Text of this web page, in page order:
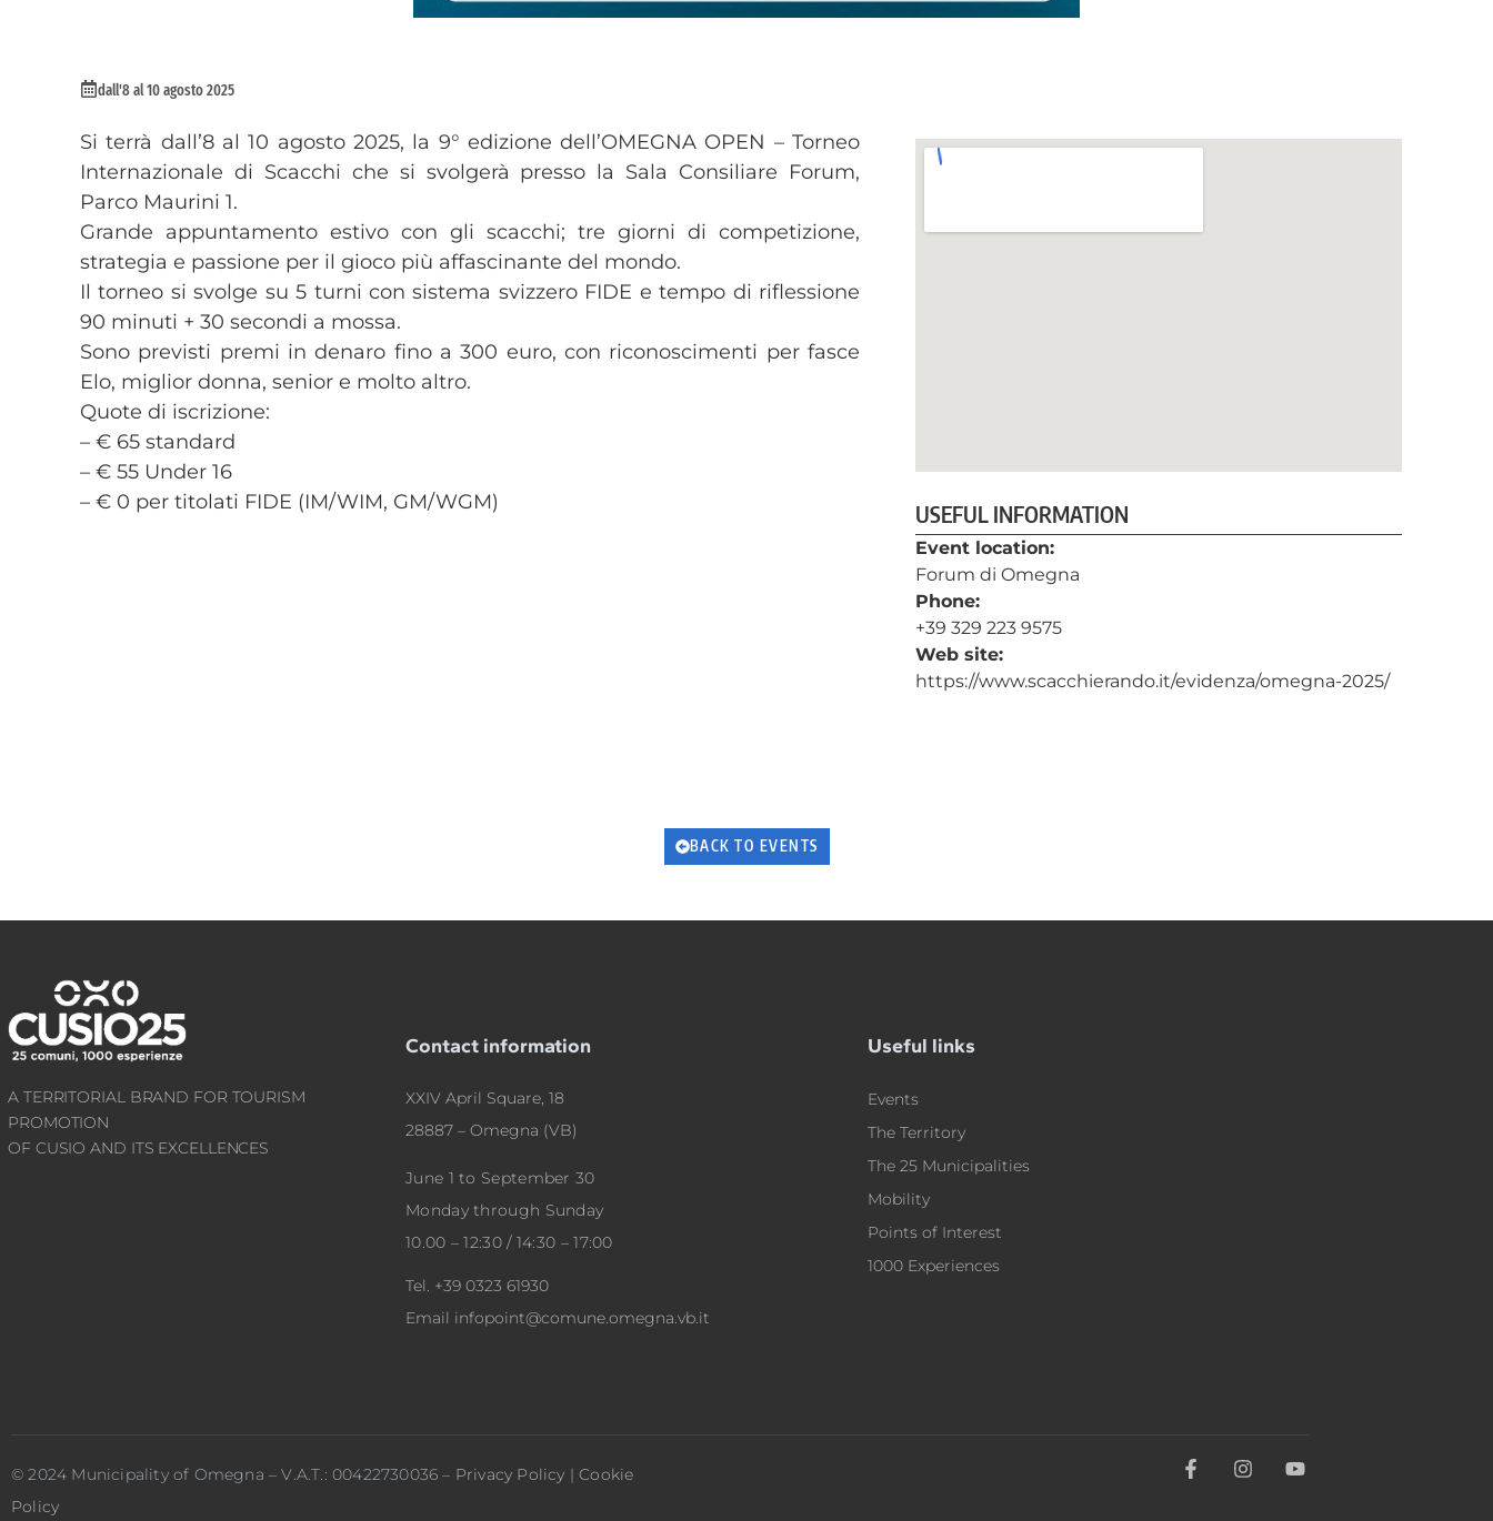
dall'8 al 10 agosto 2025
Si terrà dall’8 al 10 agosto 2025, la 9° edizione dell’OMEGNA OPEN – Torneo
Internazionale di Scacchi che si svolgerà presso la Sala Consiliare Forum,
Parco Maurini 1.
Grande appuntamento estivo con gli scacchi; tre giorni di competizione,
strategia e passione per il gioco più affascinante del mondo.
Il torneo si svolge su 5 turni con sistema svizzero FIDE e tempo di riflessione
90 minuti + 30 secondi a mossa.
Sono previsti premi in denaro fino a 300 euro, con riconoscimenti per fasce
Elo, miglior donna, senior e molto altro.
Quote di iscrizione:
– € 65 standard
– € 55 Under 16
– € 0 per titolati FIDE (IM/WIM, GM/WGM)
USEFUL INFORMATION
Event location:
Forum di Omegna
Phone:
+39 329 223 9575
Web site:
https://www.scacchierando.it/evidenza/omegna-2025/
BACK TO EVENTS
A TERRITORIAL BRAND FOR TOURISM
PROMOTION
OF CUSIO AND ITS EXCELLENCES
Contact information
XXIV April Square, 18
28887 – Omegna (VB)
June 1 to September 30
Monday through Sunday
10.00 – 12:30 / 14:30 – 17:00
Tel. +39 0323 61930
Email infopoint@comune.omegna.vb.it
Useful links
Events
The Territory
The 25 Municipalities
Mobility
Points of Interest
1000 Experiences
© 2024 Municipality of Omegna – V.A.T.: 00422730036 – Privacy Policy |Cookie
Policy